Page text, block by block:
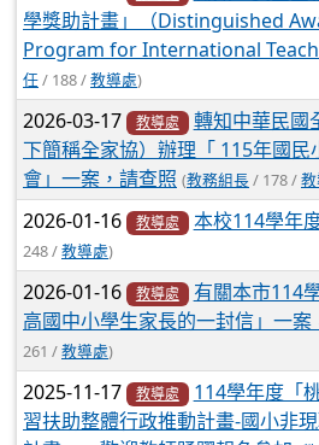
學獎助計畫」（Distinguished
Program for International
任 / 188 /教導處)
2026-03-17 教導處
轉知中華民國
下簡稱全家協）辦理「 115年國民
會」一案，請查照 (教務組長 / 178 /
2026-01-16 教導處 本校114學年
248 /教導處)
2026-01-16 教導處
有關本市114
高國中小學生家長的一封信」一案
261 /教導處)
2025-11-17 教導處
114學年度「
習扶助整體行政推動計畫-國小非